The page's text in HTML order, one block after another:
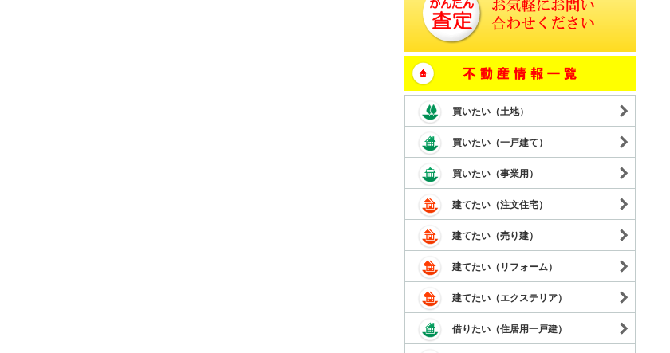
買いたい（土地）
買いたい（一戸建て）
買いたい（事業用）
建てたい（注文住宅）
建てたい（売り建）
建てたい（リフォーム）
建てたい（エクステリア）
借りたい（住居用一戸建）